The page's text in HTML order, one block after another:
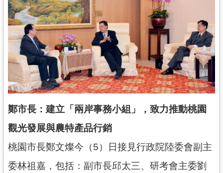
錄
業
務
資
訊
訊
息
公
民
服
鄭市長：建立「兩岸事務小組」，致力推動桃園
觀光發展與農特產品行銷
桃園市長鄭文燦今（5）日接見行政院陸委會副主
委林祖嘉，包括：副市長邱太三、研考會主委劉